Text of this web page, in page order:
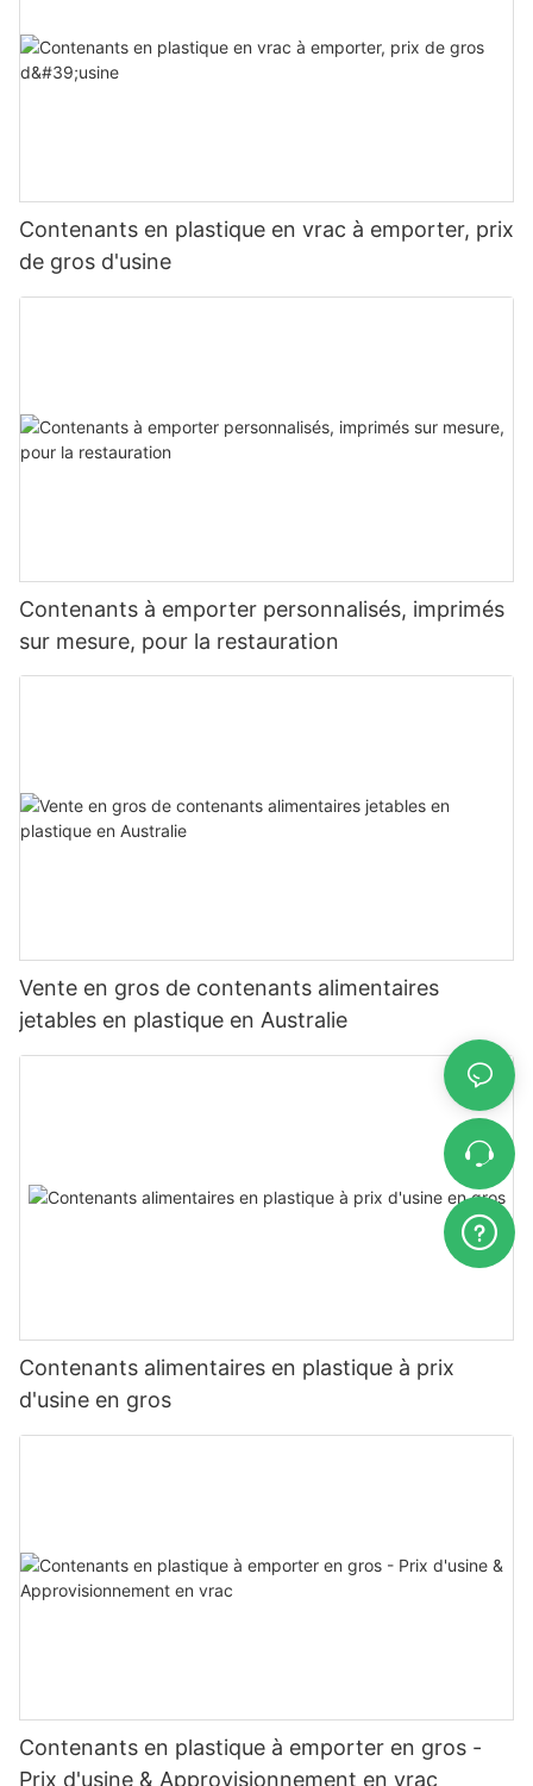
Contenants en plastique en vrac à emporter, prix
de gros d'usine
Contenants à emporter personnalisés, imprimés
sur mesure, pour la restauration
Vente en gros de contenants alimentaires
jetables en plastique en Australie
Contenants alimentaires en plastique à prix
d'usine en gros
Contenants en plastique à emporter en gros -
Prix d'usine & Approvisionnement en vrac